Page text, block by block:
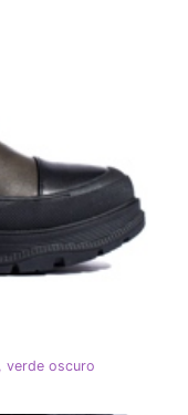
verde oscuro